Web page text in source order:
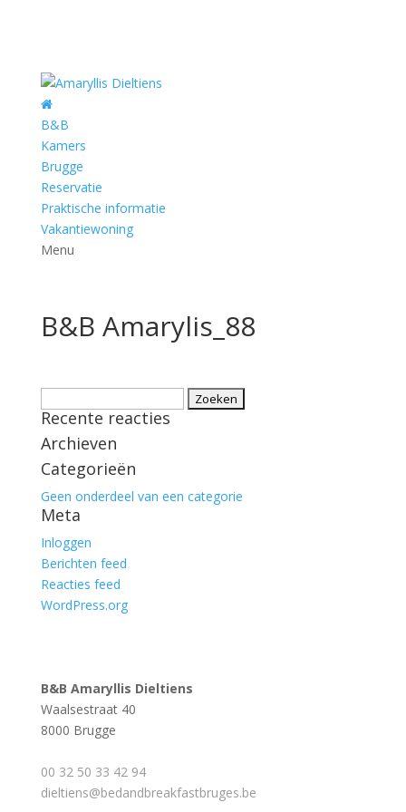
B&B
Kamers
Brugge
Reservatie
Praktische informatie
Vakantiewoning
Menu
B&B Amarylis_88
naar:
Recente reacties
Archieven
Categorieën
Geen onderdeel van een categorie
Meta
Inloggen
Berichten feed
Reacties feed
WordPress.org
B&B Amaryllis Dieltiens
Waalsestraat 40
8000 Brugge
00 32 50 33 42 94
dieltiens@bedandbreakfastbruges.be